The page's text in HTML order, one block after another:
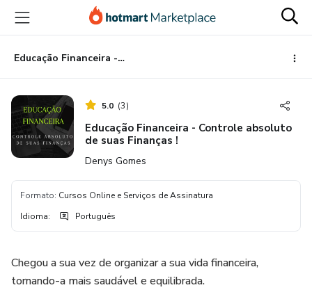
para
conteúdo
principal
para
pagamento
para
rodapé
Educação Financeira - Controle absoluto de suas Finanças !
5.0 (3)
Educação Financeira - Controle absoluto
de suas Finanças !
Denys Gomes
Formato: Cursos Online e Serviços de Assinatura
Idioma: Português
Chegou a sua vez de organizar a sua vida financeira,
tornando-a mais saudável e equilibrada.